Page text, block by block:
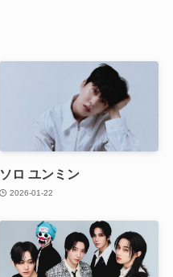
ソロ ユンミン
2026-01-22